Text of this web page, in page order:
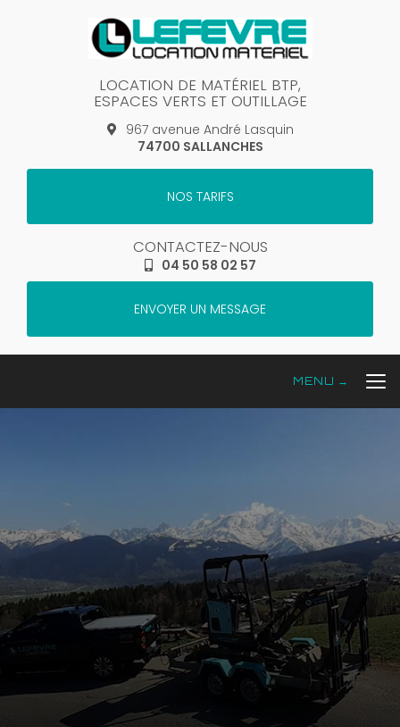
LOCATION DE MATÉRIEL BTP,
ESPACES VERTS ET OUTILLAGE
967 avenue André Lasquin
74700 SALLANCHES
NOS TARIFS
CONTACTEZ-NOUS
04 50 58 02 57
ENVOYER UN MESSAGE